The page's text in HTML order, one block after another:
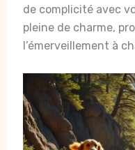
de complicité avec
pleine de charme,
l’émerveillement à